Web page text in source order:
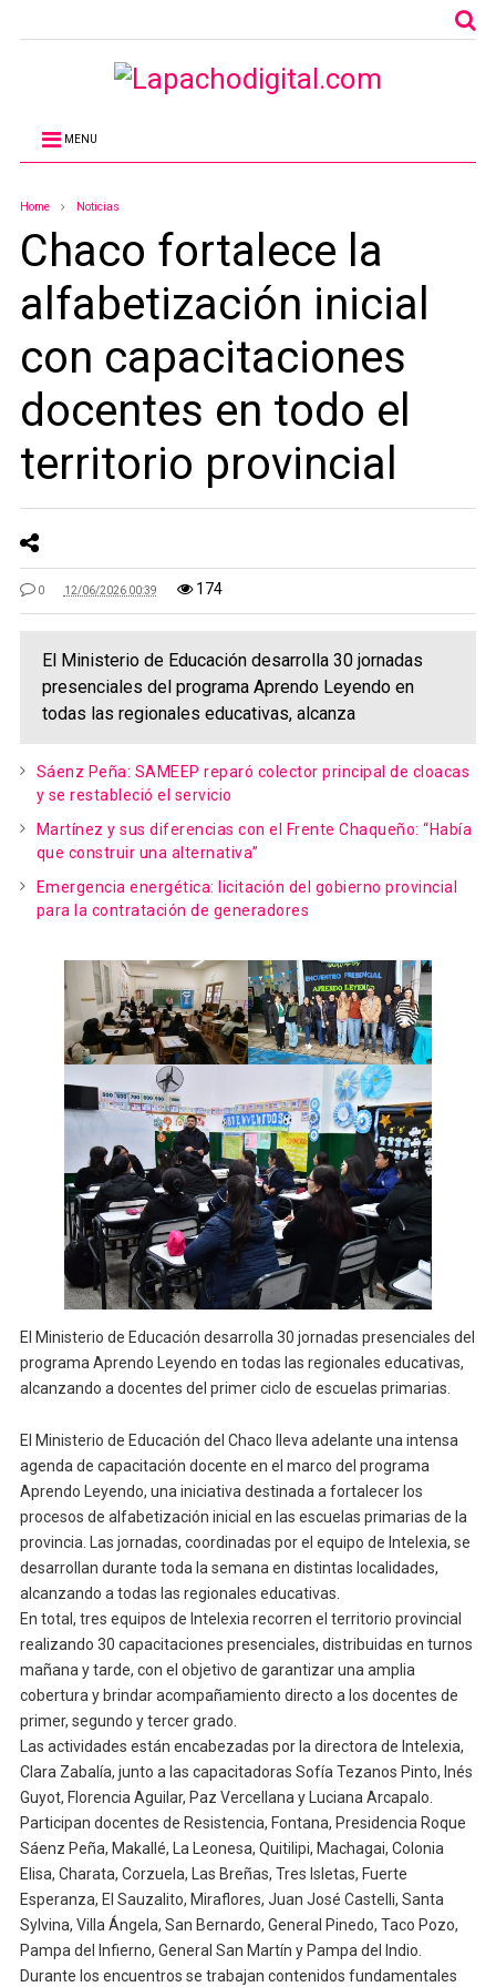
MENU
Home Noticias
Chaco fortalece la
alfabetización inicial
con capacitaciones
docentes en todo el
territorio provincial
0 12/06/2026 00:39 174
El Ministerio de Educación desarrolla 30 jornadas
presenciales del programa Aprendo Leyendo en
todas las regionales educativas, alcanza
Sáenz Peña: SAMEEP reparó colector principal de cloacas
y se restableció el servicio
Martínez y sus diferencias con el Frente Chaqueño: “Había
que construir una alternativa”
Emergencia energética: licitación del gobierno provincial
para la contratación de generadores
El Ministerio de Educación desarrolla 30 jornadas presenciales del
programa Aprendo Leyendo en todas las regionales educativas,
alcanzando a docentes del primer ciclo de escuelas primarias.
El Ministerio de Educación del Chaco lleva adelante una intensa
agenda de capacitación docente en el marco del programa
Aprendo Leyendo, una iniciativa destinada a fortalecer los
procesos de alfabetización inicial en las escuelas primarias de la
provincia. Las jornadas, coordinadas por el equipo de Intelexia, se
desarrollan durante toda la semana en distintas localidades,
alcanzando a todas las regionales educativas.
En total, tres equipos de Intelexia recorren el territorio provincial
realizando 30 capacitaciones presenciales, distribuidas en turnos
mañana y tarde, con el objetivo de garantizar una amplia
cobertura y brindar acompañamiento directo a los docentes de
primer, segundo y tercer grado.
Las actividades están encabezadas por la directora de Intelexia,
Clara Zabalía, junto a las capacitadoras Sofía Tezanos Pinto, Inés
Guyot, Florencia Aguilar, Paz Vercellana y Luciana Arcapalo.
Participan docentes de Resistencia, Fontana, Presidencia Roque
Sáenz Peña, Makallé, La Leonesa, Quitilipi, Machagai, Colonia
Elisa, Charata, Corzuela, Las Breñas, Tres Isletas, Fuerte
Esperanza, El Sauzalito, Miraflores, Juan José Castelli, Santa
Sylvina, Villa Ángela, San Bernardo, General Pinedo, Taco Pozo,
Pampa del Infierno, General San Martín y Pampa del Indio.
Durante los encuentros se trabajan contenidos fundamentales